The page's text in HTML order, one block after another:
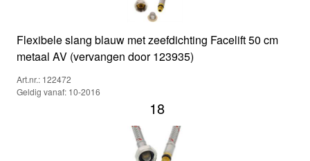
Flexibele slang blauw met zeefdichting Facelift 50 cm
metaal AV (vervangen door 123935)
Art.nr.: 122472
Geldig vanaf: 10-2016
18